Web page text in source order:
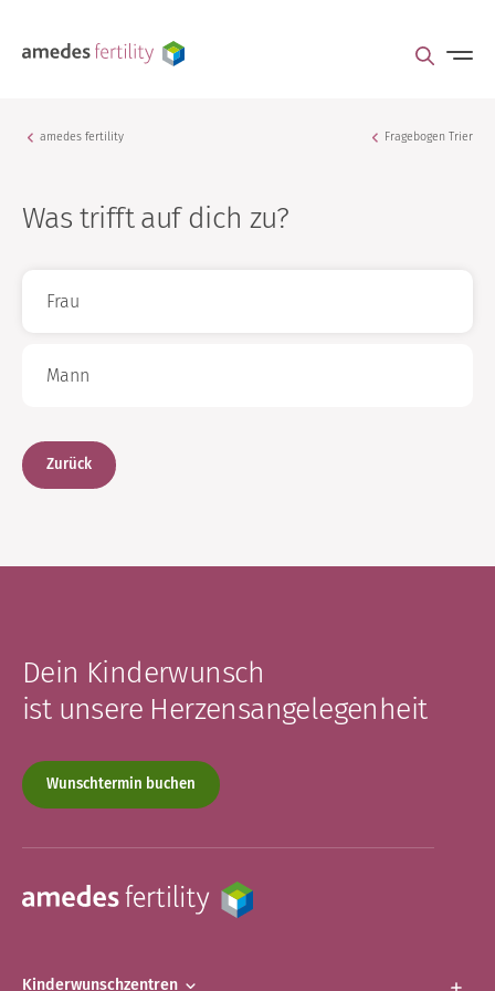
amedes fertility Fragebogen Trier
Was trifft auf dich zu?
Frau
Mann
Zurück
Dein Kinderwunsch
ist unsere Herzensangelegenheit
Wunschtermin buchen
Kinderwunschzentren